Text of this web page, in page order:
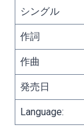
シングル
作詞
作曲
発売日
Language: